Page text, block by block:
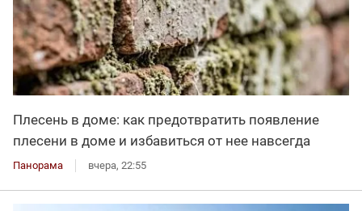
Плесень в доме: как предотвратить появление
плесени в доме и избавиться от нее навсегда
Панорама вчера, 22:55